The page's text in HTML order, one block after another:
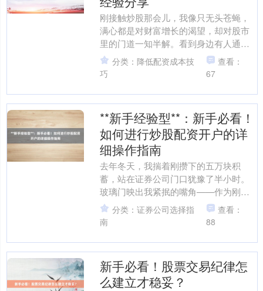
刚接触炒股那会儿，我像只无头苍蝇，
满心都是对财富增长的渴望，却对股市
里的门道一知半解。看到身边有人通过
配资炒股快速赚了钱，心里痒痒的，觉
得这似乎是个快速致富的捷....
分类：降低配资成本技
巧
查看：
67
**新手经验型**：新手必看！
如何进行炒股配资开户的详
细操作指南
去年冬天，我揣着刚攒下的五万块积
蓄，站在证券公司门口犹豫了半小时。
玻璃门映出我紧抿的嘴角——作为刚工
作两年的职场新人2026线上股票配资，
我既想通过炒股实现财富....
分类：证券公司选择指
南
查看：
88
新手必看！股票交易纪律怎
么建立才稳妥？